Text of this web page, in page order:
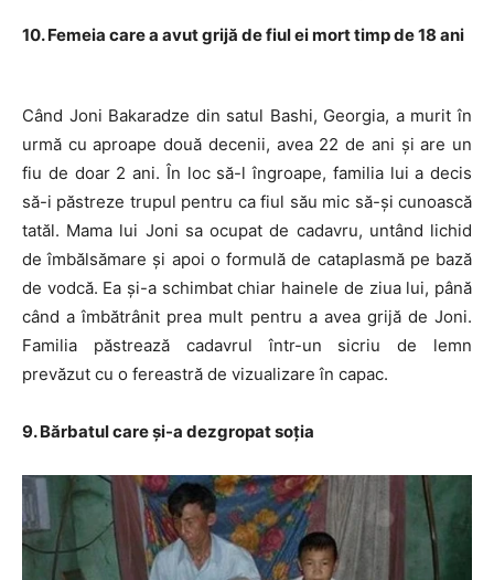
10. Femeia care a avut grijă de fiul ei mort timp de 18 ani
Când Joni Bakaradze din satul Bashi, Georgia, a murit în
urmă cu aproape două decenii, avea 22 de ani și are un
fiu de doar 2 ani. În loc să-l îngroape, familia lui a decis
să-i păstreze trupul pentru ca fiul său mic să-și cunoască
tatăl. Mama lui Joni sa ocupat de cadavru, untând lichid
de îmbălsămare și apoi o formulă de cataplasmă pe bază
de vodcă. Ea și-a schimbat chiar hainele de ziua lui, până
când a îmbătrânit prea mult pentru a avea grijă de Joni.
Familia păstrează cadavrul într-un sicriu de lemn
prevăzut cu o fereastră de vizualizare în capac.
9. Bărbatul care și-a dezgropat soția